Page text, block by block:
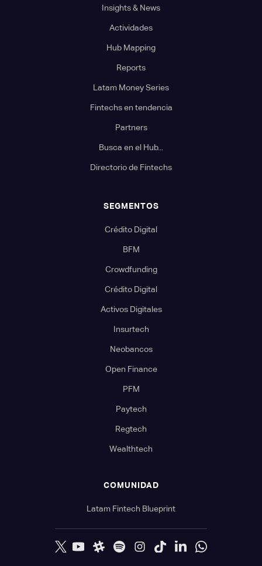
Insights & News
Actividades
Hub Mapping
Reports
Latam Money Series
Fintechs en tendencia
Partners
Busca en el Hub...
Directorio de Fintechs
SEGMENTOS
Crédito Digital
BFM
Crowdfunding
Crédito Digital
Activos Digitales
Insurtech
Neobancos
Open Finance
PFM
Paytech
Regtech
Wealthtech
COMUNIDAD
Latam Fintech Blueprint